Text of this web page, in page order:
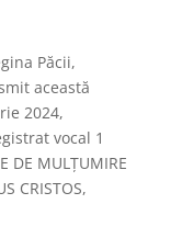
Păcii,
această
2024,
vocal 1
DE MULȚUMIRE
CRISTOS,